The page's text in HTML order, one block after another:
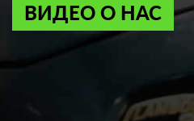
ВИДЕО О НАС